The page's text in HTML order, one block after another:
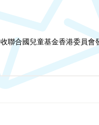
聯合國兒童基金香港委員會